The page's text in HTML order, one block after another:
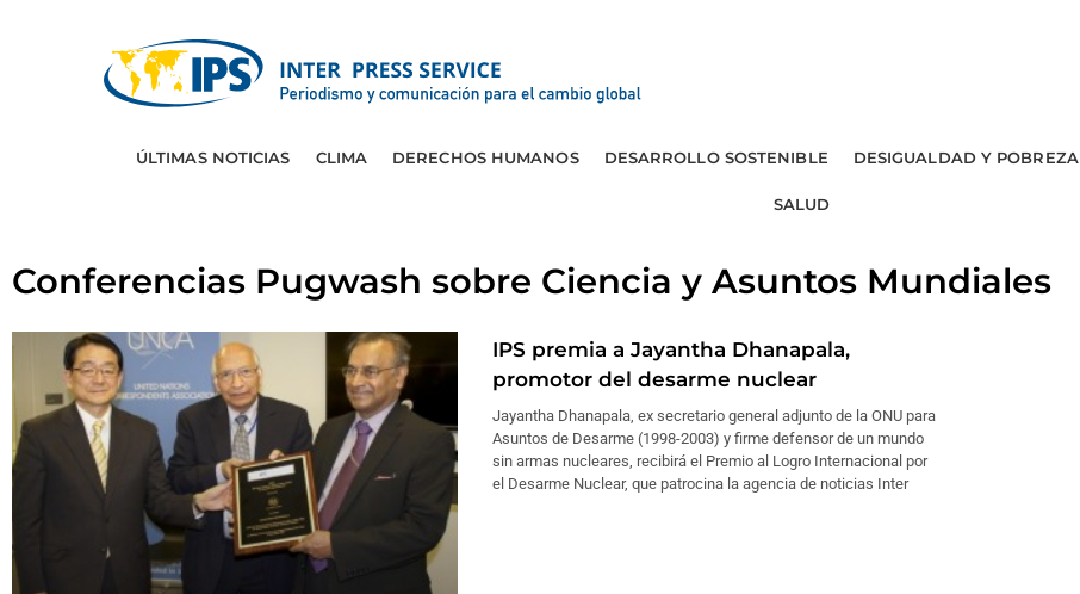
ÚLTIMAS NOTICIAS CLIMA DERECHOS HUMANOS DESARROLLO SOSTENIBLE DESIGUALDAD Y POBREZA
SALUD
Conferencias Pugwash sobre Ciencia y Asuntos Mundiales
IPS premia a Jayantha Dhanapala,
promotor del desarme nuclear
Jayantha Dhanapala, ex secretario general adjunto de la ONU para
Asuntos de Desarme (1998-2003) y firme defensor de un mundo
sin armas nucleares, recibirá el Premio al Logro Internacional por
el Desarme Nuclear, que patrocina la agencia de noticias Inter